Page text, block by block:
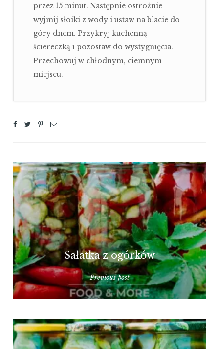
przez 15 minut. Następnie ostrożnie
wyjmij słoiki z wody i ustaw na blacie do
góry dnem. Przykryj kuchenną
ściereczką i pozostaw do wystygnięcia.
Przechowuj w chłodnym, ciemnym
miejscu.
Sałatka z ogórków
Previous post